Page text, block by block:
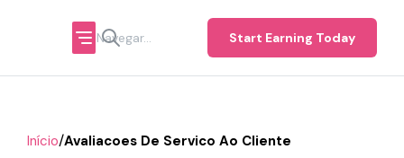
Start Earning Today
Início/Avaliacoes De Servico Ao Cliente